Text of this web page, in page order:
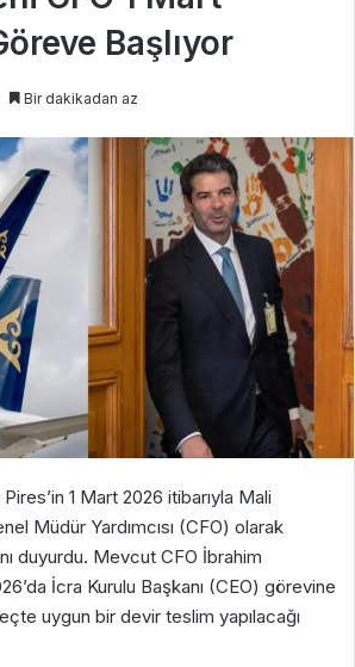
Başlıyor
Bir dakikadan az
1 Mart 2026 itibarıyla Mali
Müdür Yardımcısı (CFO) olarak
duyurdu. Mevcut CFO İbrahim
İcra Kurulu Başkanı (CEO) görevine
uygun bir devir teslim yapılacağı